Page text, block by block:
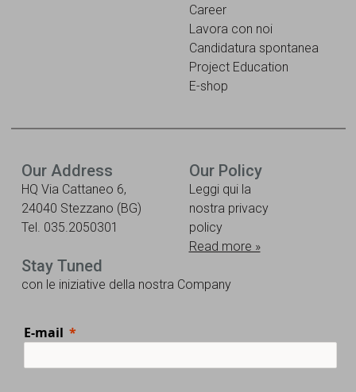
Career
Lavora con noi
Candidatura spontanea
Project Education
E-shop
Our Address
HQ Via Cattaneo 6,
24040 Stezzano (BG)
Tel. 035.2050301
Our Policy
Leggi qui la
nostra privacy
policy
Read more »
Stay Tuned
con le iniziative della nostra Company
E-mail